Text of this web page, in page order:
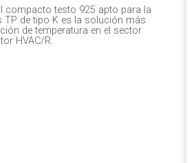
compacto testo 925 apto para la
TP de tipo K es la solución más
de temperatura en el sector
HVAC/R.